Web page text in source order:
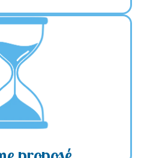
hebdomadaire
espacées tous les 7 à 10 jours
Durée des séances
ou
du rythme par rapport aux
et disponibilités